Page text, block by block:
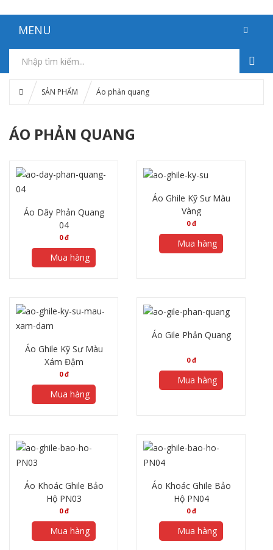
MENU
SẢN PHẨM Áo phản quang
ÁO PHẢN QUANG
Áo Dây Phản Quang
04
0đ
Mua hàng
Áo Ghile Kỹ Sư Màu
Vàng
0đ
Mua hàng
Áo Ghile Kỹ Sư Màu
Xám Đậm
0đ
Mua hàng
Áo Gile Phản Quang
0đ
Mua hàng
Áo Khoác Ghile Bảo
Hộ PN03
0đ
Mua hàng
Áo Khoác Ghile Bảo
Hộ PN04
0đ
Mua hàng